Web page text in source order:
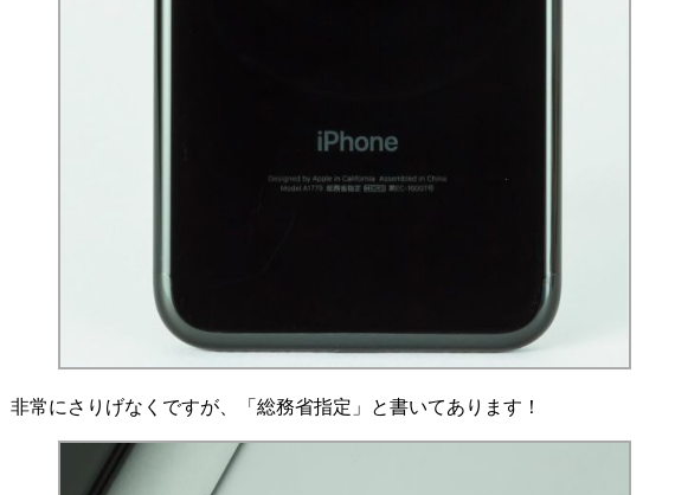
非常にさりげなくですが、「総務省指定」と書いてあります！